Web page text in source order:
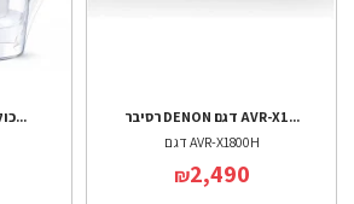
קנקן BRITA Marella כול...
רסיבר DENON דגם AVR-X1...
דגם AVR-X1800H
₪2,490